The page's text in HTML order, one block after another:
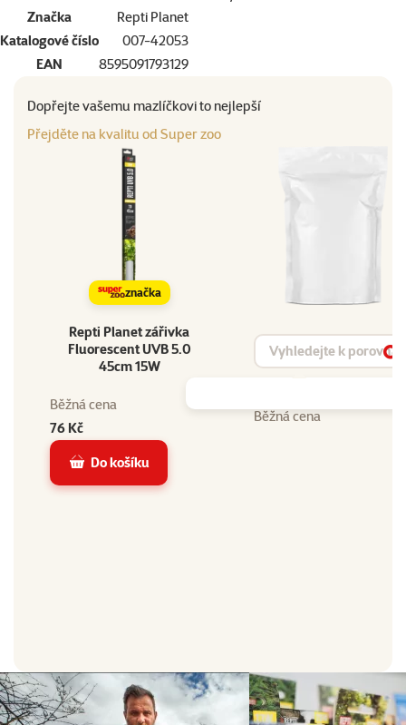
Značka
Repti Planet
Katalogové číslo
007-42053
EAN
8595091793129
Dopřejte vašemu mazlíčkovi to nejlepší
Přejděte na kvalitu od Super zoo
značka
Repti Planet zářivka
Fluorescent UVB 5.0
45cm 15W
Vyhledat produkt
Běžná cena
76 Kč
Běžná cena
Do košíku